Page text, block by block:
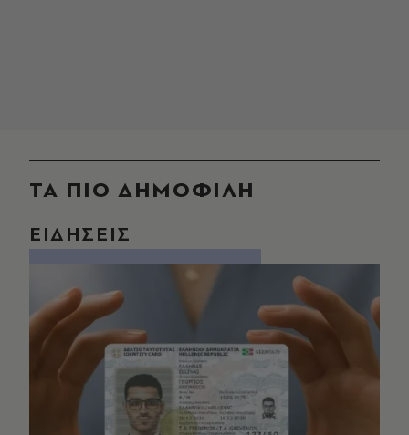
ΤΑ ΠΙΟ ΔΗΜΟΦΙΛΗ
ΕΙΔΗΣΕΙΣ